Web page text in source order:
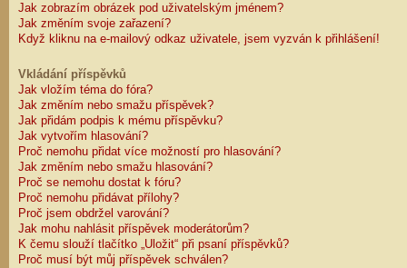
Jak zobrazím obrázek pod uživatelským jménem?
Jak změním svoje zařazení?
Když kliknu na e-mailový odkaz uživatele, jsem vyzván k přihlášení!
Vkládání příspěvků
Jak vložím téma do fóra?
Jak změním nebo smažu příspěvek?
Jak přidám podpis k mému příspěvku?
Jak vytvořím hlasování?
Proč nemohu přidat více možností pro hlasování?
Jak změním nebo smažu hlasování?
Proč se nemohu dostat k fóru?
Proč nemohu přidávat přílohy?
Proč jsem obdržel varování?
Jak mohu nahlásit příspěvek moderátorům?
K čemu slouží tlačítko „Uložit“ při psaní příspěvků?
Proč musí být můj příspěvek schválen?